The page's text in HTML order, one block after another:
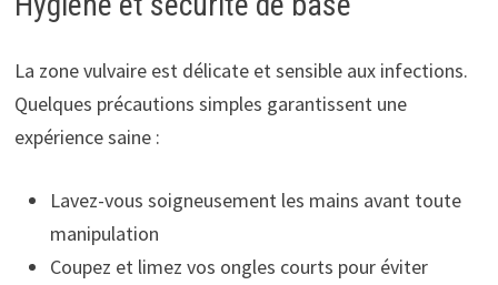
La zone vulvaire est délicate et sensible aux infections.
Quelques précautions simples garantissent une
expérience saine :
Lavez-vous soigneusement les mains avant toute
manipulation
Coupez et limez vos ongles courts pour éviter